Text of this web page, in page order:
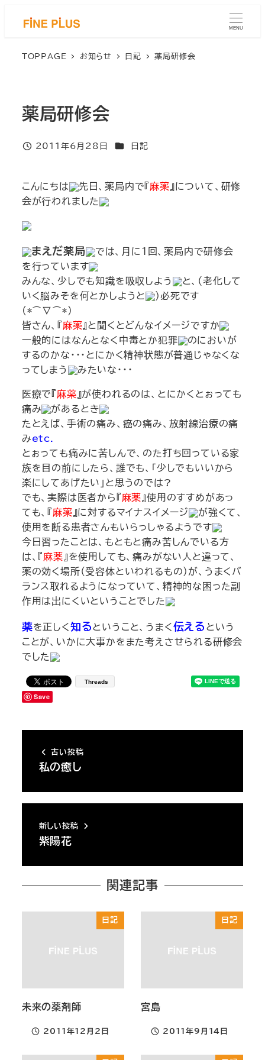
MENU
TOPPAGE お知らせ 日記 薬局研修会
薬局研修会
投稿日
2011年6月28日 カテゴリー
日記
こんにちは 先日、薬局内で『麻薬 』について、研修
会が行われました
まえだ薬局
では、月に1回、薬局内で研修会
を行っています
みんな、少しでも知識を吸収しよう
と、（老化して
いく脳みそを何とかしようと
）必死です
(*⌒∇⌒*)
皆さん、『麻薬 』と聞くとどんなイメージですか
一般的にはなんとなく中毒とか犯罪
のにおいが
するのかな・・・とにかく精神状態が普通じゃなくな
ってしまう
みたいな・・・
医療で『麻薬 』が使われるのは、とにかくとぉっても
痛み
があるとき
たとえば、手術の痛み、癌の痛み、放射線治療の痛
みetc.
とぉっても痛みに苦しんで、のた打ち回っている家
族を目の前にしたら、誰でも、「少しでもいいから
楽にしてあげたい」と思うのでは?
でも、実際は医者から『麻薬 』使用のすすめがあっ
ても、『麻薬 』に対するマイナスイメージ
が強くて、
使用を断る患者さんもいらっしゃるようです
今日習ったことは、もともと痛み苦しんでいる方
は、『麻薬 』を使用しても、痛みがない人と違って、
薬の効く場所（受容体といわれるもの）が、うまくバ
ランス取れるようになっていて、精神的な困った副
作用は出にくいということでした
薬を正しく知るということ、うまく伝える という
ことが、いかに大事かをまた考えさせられる研修会
でした
Threads
Save
古い投稿
私の癒し
新しい投稿
紫陽花
関連記事
日記
未来の薬剤師
投稿日
2011年12月2日
日記
宮島
投稿日
2011年9月14日